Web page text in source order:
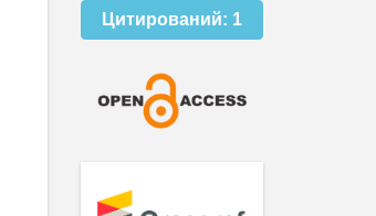
Цитирований: 1